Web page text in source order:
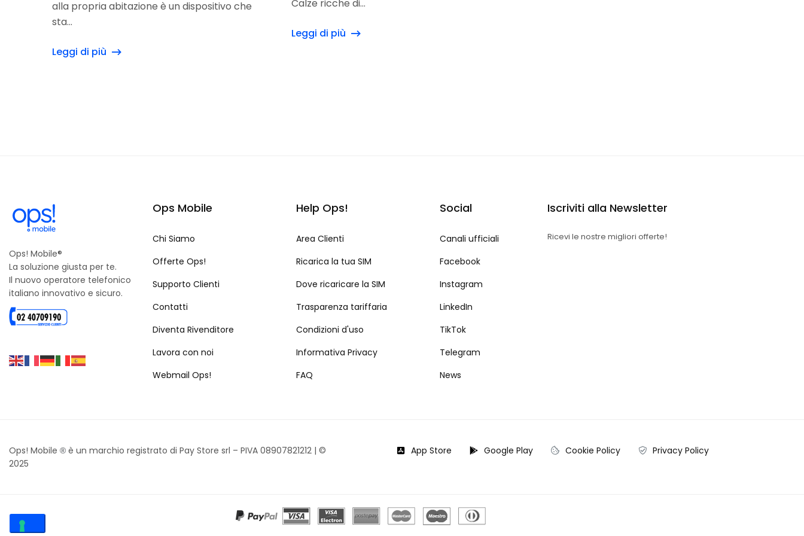
alla propria abitazione è un dispositivo che
sta...
Leggi di più
Calze ricche di...
Leggi di più
Ops! Mobile®
La soluzione giusta per te.
Il nuovo operatore telefonico
italiano innovativo e sicuro.
Ops Mobile
Chi Siamo
Offerte Ops!
Supporto Clienti
Contatti
Diventa Rivenditore
Lavora con noi
Webmail Ops!
Help Ops!
Area Clienti
Ricarica la tua SIM
Dove ricaricare la SIM
Trasparenza tariffaria
Condizioni d'uso
Informativa Privacy
FAQ
Social
Canali ufficiali
Facebook
Instagram
LinkedIn
TikTok
Telegram
News
Iscriviti alla Newsletter
Ricevi le nostre migliori offerte!
Ops! Mobile ® è un marchio registrato di Pay Store srl – PIVA 08907821212 | ©
2025
App Store Google Play Cookie Policy Privacy Policy